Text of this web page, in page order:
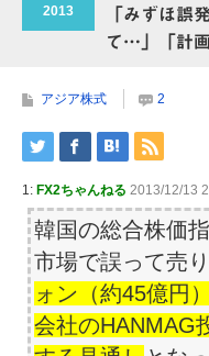
2013
「みずほ誤
て…」「計
アジア株式 2
1: FX2ちゃんねる 2013/12/13
韓国の総合株価
市場で誤って売
ォン（約45億円
会社のHANMAG